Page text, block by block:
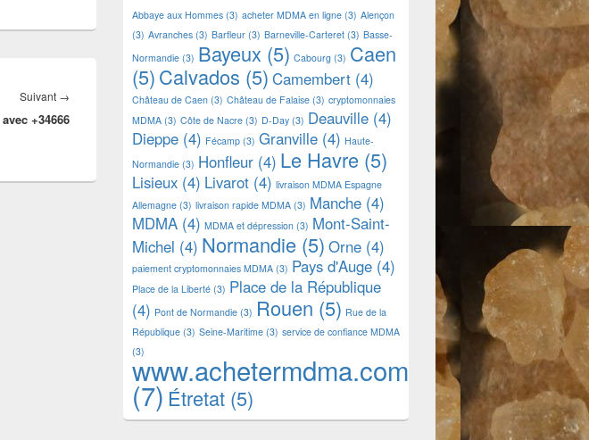
Suivant →
suivant :
+34666
Abbaye aux Hommes (3) acheter MDMA en ligne (3) Alençon
(3) Avranches (3) Barfleur (3) Barneville-Carteret (3) Basse-
Normandie (3) Bayeux (5) Cabourg (3) Caen
(5)Calvados (5) Camembert (4)
Château de Caen (3) Château de Falaise (3) cryptomonnaies
MDMA (3) Côte de Nacre (3) D-Day (3) Deauville (4)
Dieppe (4) Fécamp (3) Granville (4) Haute-
Normandie (3) Honfleur (4) Le Havre (5)
Lisieux (4) Livarot (4) livraison MDMA Espagne
Allemagne (3) livraison rapide MDMA (3) Manche (4)
MDMA (4) MDMA et dépression (3) Mont-Saint-
Michel (4) Normandie (5) Orne (4)
paiement cryptomonnaies MDMA (3) Pays d'Auge (4)
Place de la Liberté (3) Place de la République
(4) Pont de Normandie (3) Rouen (5) Rue de la
République (3) Seine-Maritime (3) service de confiance MDMA
(3)
www.achetermdma.com
(7)Étretat (5)